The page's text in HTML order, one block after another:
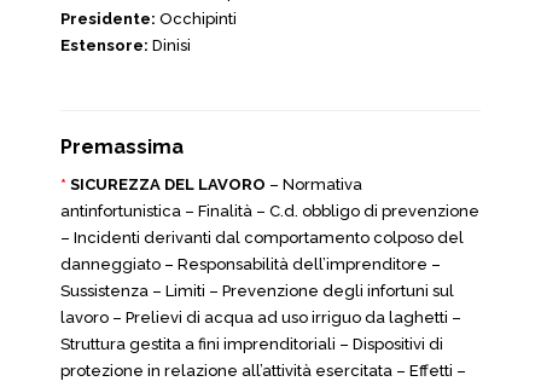
Presidente: Occhipinti
Estensore: Dinisi
Premassima
* SICUREZZA DEL LAVORO – Normativa
antinfortunistica – Finalità – C.d. obbligo di prevenzione
– Incidenti derivanti dal comportamento colposo del
danneggiato – Responsabilità dell’imprenditore –
Sussistenza – Limiti – Prevenzione degli infortuni sul
lavoro – Prelievi di acqua ad uso irriguo da laghetti –
Struttura gestita a fini imprenditoriali – Dispositivi di
protezione in relazione all’attività esercitata – Effetti –